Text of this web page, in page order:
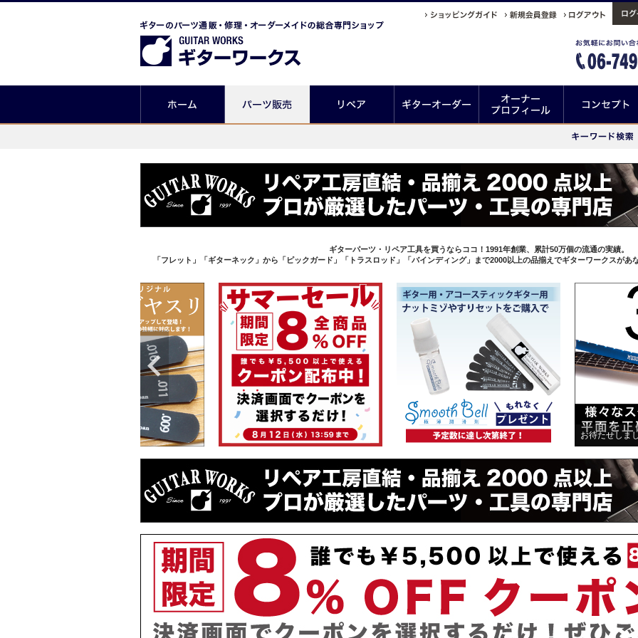
ギターパーツ・リペア工具を買うならココ！1991年創業、累計50万個の流通の実績。
「フレット」「ギターネック」から「ピックガード」「トラスロッド」「バインディング」まで2000以上の品揃えでギターワークスが
お待たせしました！人気商品